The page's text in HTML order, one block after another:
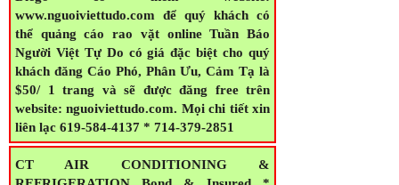
quả hơn Tuần Báo Người Việt Tự Do - San
Diego có thêm website:
www.nguoiviettudo.com để quý khách có
thể quảng cáo rao vặt online Tuần Báo
Người Việt Tự Do có giá đặc biệt cho quý
khách đăng Cáo Phó, Phân Ưu, Cảm Tạ là
$50/ 1 trang và sẽ được đăng free trên
website: nguoiviettudo.com. Mọi chi tiết xin
liên lạc 619-584-4137 * 714-379-2851